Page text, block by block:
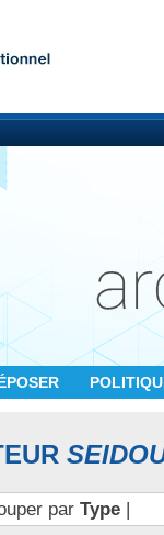
par Type|